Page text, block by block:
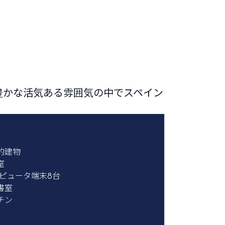
な活気ある雰囲気の中でスペイン
建物
ュータ端末8台
室
ン